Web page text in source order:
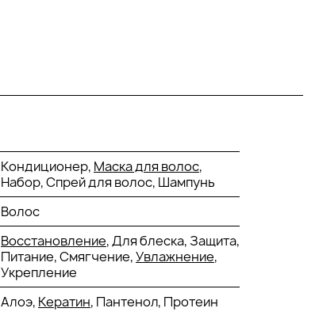
Кондиционер, Маска для волос,
Набор, Спрей для волос, Шампунь
Волос
Восстановление, Для блеска, Защита,
Питание, Смягчение,Увлажнение,
Укрепление
Алоэ, Кератин, Пантенол, Протеин